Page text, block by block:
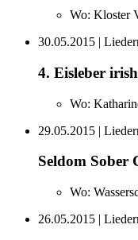
Wo: Kloster
30.05.2015 |
4. Eisleber
Wo:
29.05.2015 |
Seldom Sober
Wo:
26.05.2015 |